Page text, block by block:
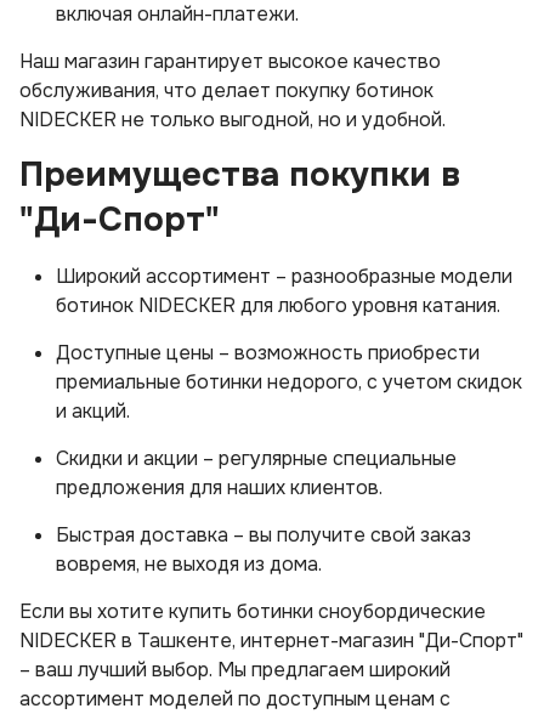
включая онлайн-платежи.
Наш магазин гарантирует высокое качество
обслуживания, что делает покупку ботинок
NIDECKER не только выгодной, но и удобной.
Преимущества покупки в
"Ди-Спорт"
Широкий ассортимент – разнообразные модели
ботинок NIDECKER для любого уровня катания.
Доступные цены – возможность приобрести
премиальные ботинки недорого, с учетом скидок
и акций.
Скидки и акции – регулярные специальные
предложения для наших клиентов.
Быстрая доставка – вы получите свой заказ
вовремя, не выходя из дома.
Если вы хотите купить ботинки сноубордические
NIDECKER в Ташкенте, интернет-магазин "Ди-Спорт"
– ваш лучший выбор. Мы предлагаем широкий
ассортимент моделей по доступным ценам с